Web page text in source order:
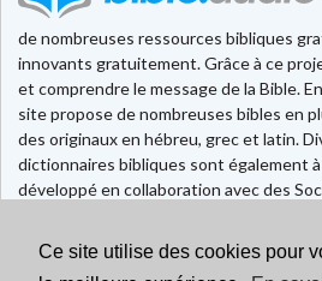
Ce site utilise des cookies pour
de nombreuses ressources bibliques
innovants gratuitement. Grâce à ce
et comprendre le message de la Bible.
site propose de nombreuses bibles en
des originaux en hébreu, grec et latin.
dictionnaires bibliques sont également
développé en collaboration avec des
Faire un don